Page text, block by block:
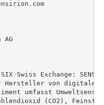
Swiss Exchange:
von digitalen
umfasst
(CO2),